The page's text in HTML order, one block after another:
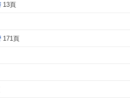
來的。
汰
的職前崗位訓練和
員工不能自學成材，主管就採用
13頁
171頁